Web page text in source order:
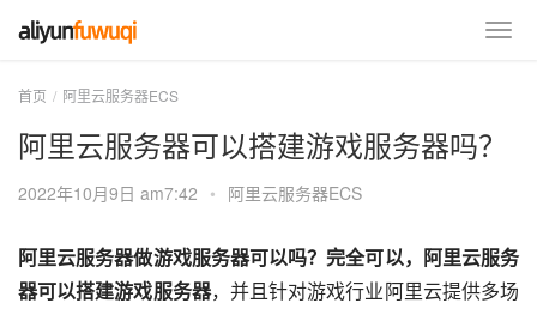
首页 阿里云服务器ECS
阿里云服务器可以搭建游戏服务器吗？
2022年10月9日 am7:42 • 阿里云服务器ECS
阿里云服务器做游戏服务器可以吗？完全可以，阿里云服务
器可以搭建游戏服务器，并且针对游戏行业阿里云提供多场